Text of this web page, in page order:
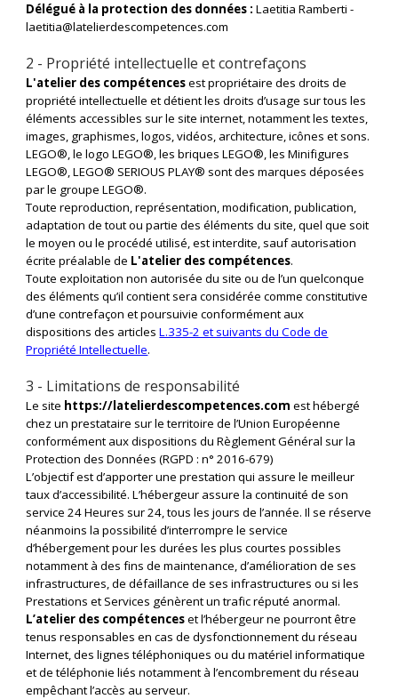
Délégué à la protection des données :Laetitia Ramberti -
laetitia@latelierdescompetences.com
2 - Propriété intellectuelle et contrefaçons
L'atelier des compétencesest propriétaire des droits de
propriété intellectuelle et détient les droits d’usage sur tous les
éléments accessibles sur le site internet, notamment les textes,
images, graphismes, logos, vidéos, architecture, icônes et sons.
LEGO®, le logo LEGO®, les briques LEGO®, les Minifigures
LEGO®, LEGO® SERIOUS PLAY® sont des marques déposées
par le groupe LEGO®.
Toute reproduction, représentation, modification, publication,
adaptation de tout ou partie des éléments du site, quel que soit
le moyen ou le procédé utilisé, est interdite, sauf autorisation
écrite préalable de L'atelier des compétences.
Toute exploitation non autorisée du site ou de l’un quelconque
des éléments qu’il contient sera considérée comme constitutive
d’une contrefaçon et poursuivie conformément aux
dispositions des articlesL.335-2 et suivants du Code de
Propriété Intellectuelle.
3 - Limitations de responsabilité
Le site https://latelierdescompetences.comest hébergé
chez un prestataire sur le territoire de l’Union Européenne
conformément aux dispositions du Règlement Général sur la
Protection des Données (RGPD : n° 2016-679)
L’objectif est d’apporter une prestation qui assure le meilleur
taux d’accessibilité. L’hébergeur assure la continuité de son
service 24 Heures sur 24, tous les jours de l’année. Il se réserve
néanmoins la possibilité d’interrompre le service
d’hébergement pour les durées les plus courtes possibles
notamment à des fins de maintenance, d’amélioration de ses
infrastructures, de défaillance de ses infrastructures ou si les
Prestations et Services génèrent un trafic réputé anormal.
L’atelier des compétenceset l’hébergeur ne pourront être
tenus responsables en cas de dysfonctionnement du réseau
Internet, des lignes téléphoniques ou du matériel informatique
et de téléphonie liés notamment à l’encombrement du réseau
empêchant l’accès au serveur.